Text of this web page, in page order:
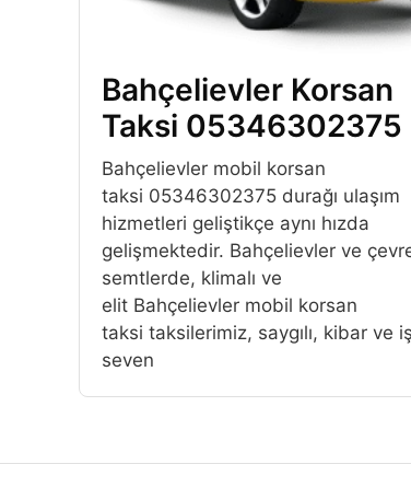
Bahçelievler Korsan
Taksi 05346302375
Bahçelievler mobil korsan
taksi 05346302375 durağı ulaşım
hizmetleri geliştikçe aynı hızda
gelişmektedir. Bahçelievler ve
semtlerde, klimalı ve
elit Bahçelievler mobil korsan
taksi taksilerimiz, saygılı, kibar ve
seven